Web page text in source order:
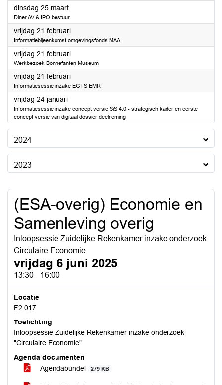
dinsdag 25 maart2025
Diner AV & IPO bestuur
vrijdag 21 februari2025
Informatiebijeenkomst omgevingsfonds MAA
vrijdag 21 februari2025
Werkbezoek Bonnefanten Museum
vrijdag 21 februari2025
Informatiesessie inzake EGTS EMR
vrijdag 24 januari2025
Informatiesessie inzake concept versie SiS 4.0 - strategisch kader en eerste
concept versie van digitaal dossier deelneming
2024
2023
(ESA-overig) Economie en
Samenleving overig
Inloopsessie Zuidelijke Rekenkamer inzake onderzoek
Circulaire Economie
vrijdag 6 juni 2025
13:30 - 16:00
Locatie
F2.017
Toelichting
Inloopsessie Zuidelijke Rekenkamer inzake onderzoek
"Circulaire Economie"
Agenda documenten
Agendabundel
279 KB